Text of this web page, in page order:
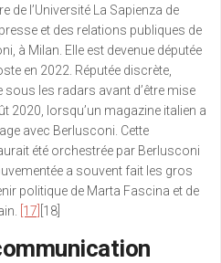
de l’Université La Sapienza de
et des relations publiques de
à Milan. Elle est devenue députée
en 2022. Réputée discrète,
les radars avant d’être mise
2020, lorsqu’un magazine italien a
avec Berlusconi. Cette
été orchestrée par Berlusconi
a souvent fait les gros
politique de Marta Fascina et de
[17] [18]